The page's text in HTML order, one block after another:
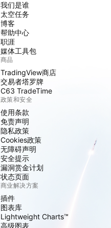
我们是谁
太空任务
博客
帮助中心
职涯
媒体工具包
商品
TradingView商店
交易者塔罗牌
C63 TradeTime
政策和安全
使用条款
免责声明
隐私政策
Cookies政策
无障碍声明
安全提示
漏洞赏金计划
状态页面
商业解决方案
插件
图表库
Lightweight Charts™
高级图表